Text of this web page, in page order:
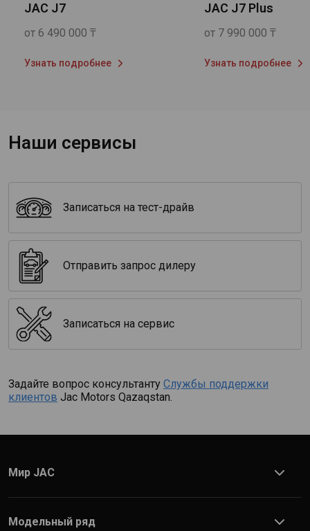
JAC J7
от 6 490 000 ₸
Узнать подробнее
JAC J7 Plus
от 7 990 000 ₸
Узнать подробнее
Наши сервисы
Записаться на тест-драйв
Отправить запрос дилеру
Записаться на сервис
Задайте вопрос консультанту Службы поддержки
клиентов Jac Motors Qazaqstan.
Мир JAC
О компании JAC
Об Allur
Служба поддержки
Модельный ряд
Гарантия